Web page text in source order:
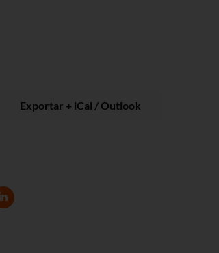
Exportar + iCal / Outlook